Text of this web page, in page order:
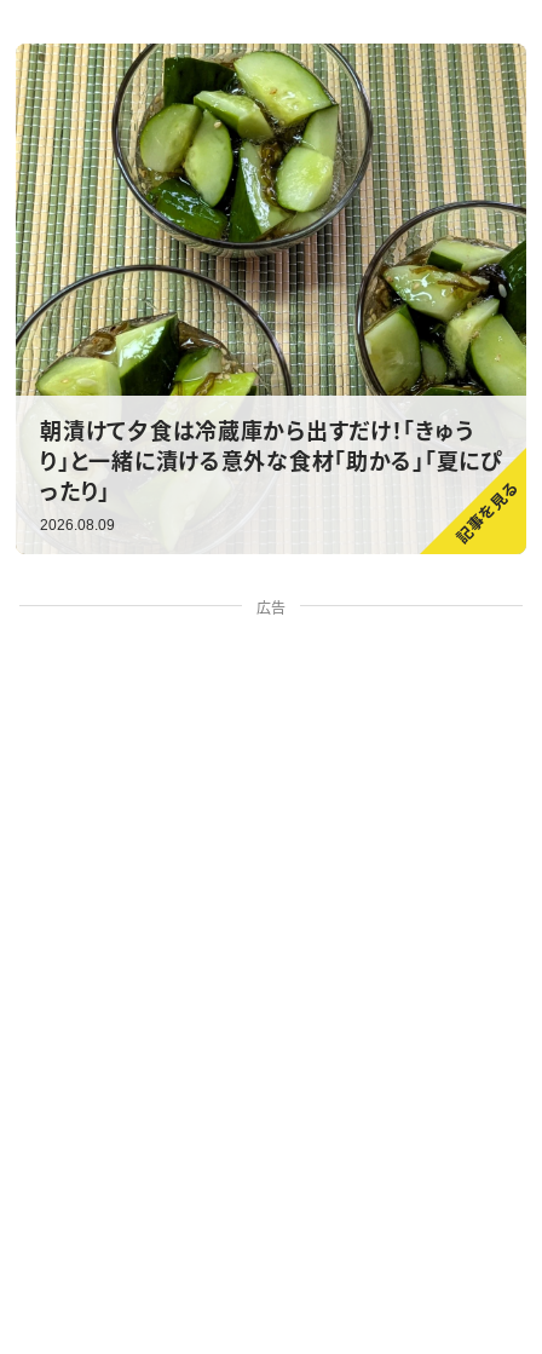
朝漬けて夕食は冷蔵庫から出すだけ！「きゅう
り」と一緒に漬ける意外な食材「助かる」「夏にぴ
ったり」
2026.08.09
広告